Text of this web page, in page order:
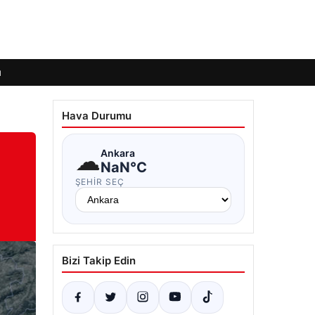
Hava Durumu
☁Ankara
NaN°C
ŞEHIR SEÇ
Bizi Takip Edin